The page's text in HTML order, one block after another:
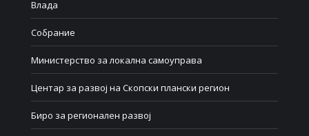
Влада
Собрание
Министерство за локална самоуправа
Центар за развој на Скопски плански регион
Биро за регионален развој